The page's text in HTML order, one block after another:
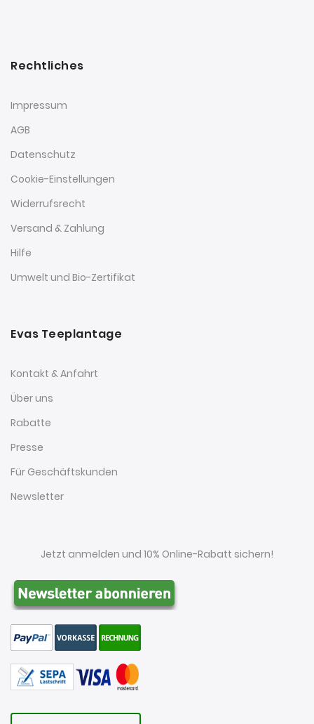
Rechtliches
Impressum
AGB
Datenschutz
Cookie-Einstellungen
Widerrufsrecht
Versand & Zahlung
Hilfe
Umwelt und Bio-Zertifikat
Evas Teeplantage
Kontakt & Anfahrt
Über uns
Rabatte
Presse
Für Geschäftskunden
Newsletter
Jetzt anmelden und 10% Online-Rabatt sichern!